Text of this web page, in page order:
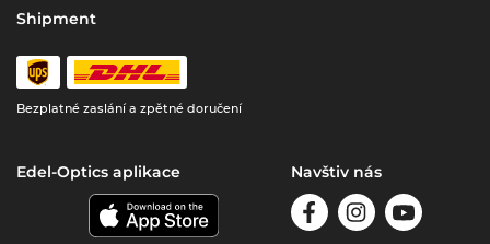
Shipment
Bezplatné zaslání a zpětné doručení
Edel-Optics aplikace Navštiv nás